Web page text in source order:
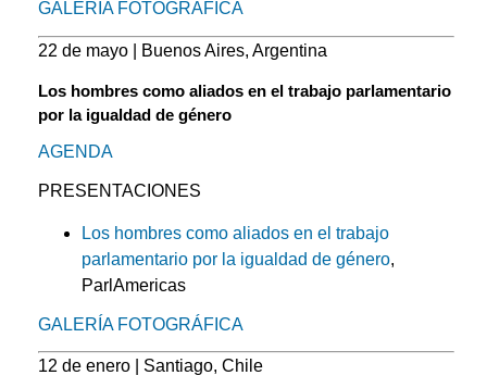
GALERÍA FOTOGRÁFICA
22 de mayo | Buenos Aires, Argentina
Los hombres como aliados en el trabajo parlamentario
por la igualdad de género
AGENDA
PRESENTACIONES
Los hombres como aliados en el trabajo
parlamentario por la igualdad de género,
ParlAmericas
GALERÍA FOTOGRÁFICA
12 de enero | Santiago, Chile